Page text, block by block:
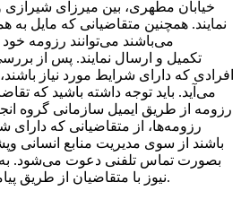
نمایند. همچنین متقاضیانی که مایل به
می‌باشند می‌توانند رزومه
افرادی که دارای شرایط مورد نیاز
می‌آید. باید توجه داشته باشید که
رزومه از طریق ایمیل سازمانی گروه
رزومه‌ها، از متقاضیانی که دارای
باشند از سوی مدیریت منابع انسانی
بصورت تماس تلفنی دعوت می‌شود. به
نیوز با متقاضیان از طریق پیامک یا ایمیل تماس نمی‌گیرد.